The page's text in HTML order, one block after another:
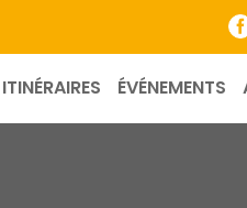
ÉVÉNEMENTS